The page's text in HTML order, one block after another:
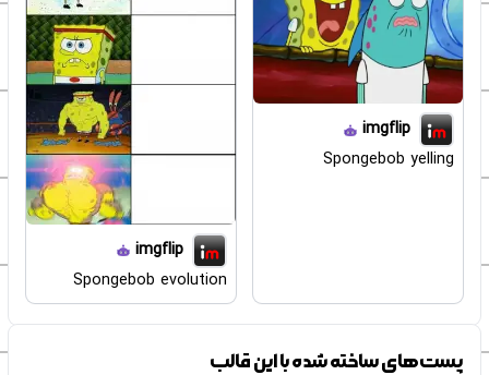
imgflip
Spongebob yelling
imgflip
Spongebob evolution
پست‌های ساخته شده با این قالب